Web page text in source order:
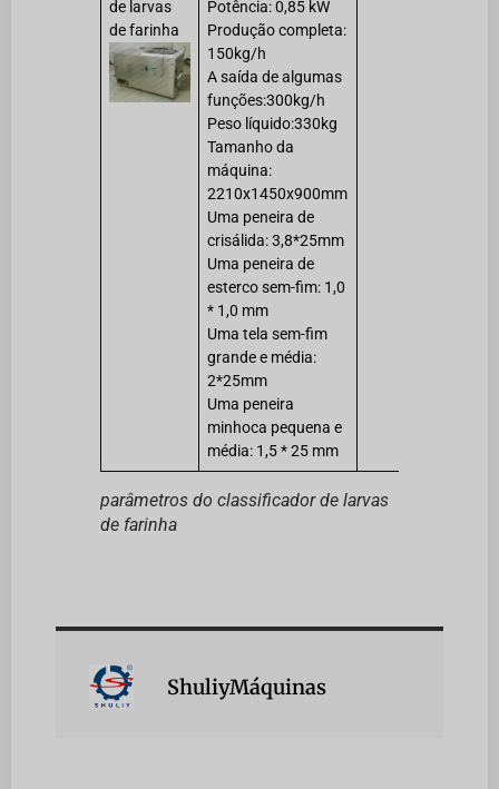
de larvas
de farinha
Potência: 0,85 kW
Produção completa:
150kg/h
A saída de algumas
funções:300kg/h
Peso líquido:330kg
Tamanho da
máquina:
2210x1450x900mm
Uma peneira de
crisálida: 3,8*25mm
Uma peneira de
esterco sem-fim: 1,0
* 1,0 mm
Uma tela sem-fim
grande e média:
2*25mm
Uma peneira
minhoca pequena e
média: 1,5 * 25 mm
parâmetros do classificador de larvas
de farinha
ShuliyMáquinas